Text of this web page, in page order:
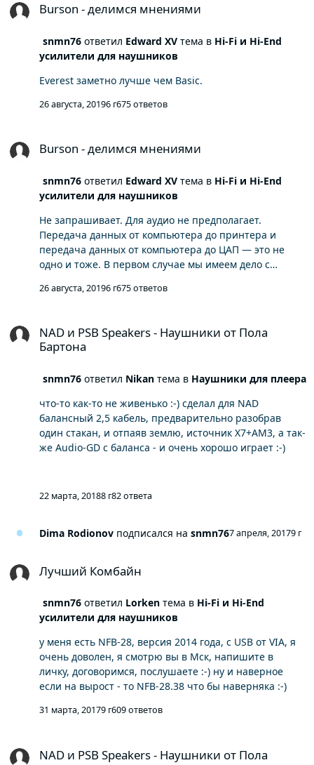
Burson - делимся мнениями
snmn76ответил Edward XVтема в Hi-Fi и Hi-End
усилители для наушников
Everest заметно лучше чем Basic.
26 августа, 20196 г675 ответов
Burson - делимся мнениями
snmn76ответил Edward XVтема в Hi-Fi и Hi-End
усилители для наушников
Не запрашивает. Для аудио не предполагает.
Передача данных от компьютера до принтера и
передача данных от компьютера до ЦАП — это не
одно и тоже. В первом случае мы имеем дело с
коррекцией ошибок. Во втором случае мы имеем дело
изохронными. Выходит, никакого аппаратного
повтора. 2. Единственный способ контроля ошибок,
сумма. Коррекция не делается. 3. Синхронность/
сигнала, точнее - кто за это отвечает. Сихронный —
тактуется источником. Асихронный — тактуется
приемником. Про улучшение качества с компа, для
любого ЦАП справедливо - сплит кабель USB +
больший чем танцы с БП компа.
26 августа, 20196 г675 ответов
NAD и PSB Speakers - Наушники от Пола
Бартона
snmn76ответил Nikanтема в Наушники для плеера
что-то как-то не живенько :-) сделал для NAD
балансный 2,5 кабель, предварительно разобрав
один стакан, и отпаяв землю, источник X7+AM3, а так-
же Audio-GD с баланса - и очень хорошо играет :-)
22 марта, 20188 г82 ответа
Dima Rodionov подписался на snmn767 апреля, 20179 г
Лучший Комбайн
snmn76ответил Lorkenтема в Hi-Fi и Hi-End
усилители для наушников
у меня есть NFB-28, версия 2014 года, с USB от VIA, я
очень доволен, я смотрю вы в Мск, напишите в
личку, договоримся, послушаете :-) ну и наверное
если на вырост - то NFB-28.38 что бы наверняка :-)
31 марта, 20179 г609 ответов
NAD и PSB Speakers - Наушники от Пола